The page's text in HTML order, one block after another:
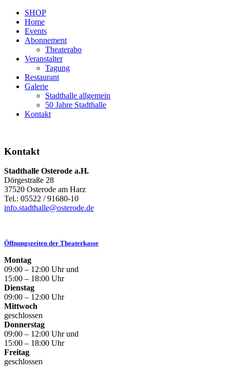
SHOP
Home
Events
Abonnement
Theaterabo
Veranstalter
Tagung
Restaurant
Galerie
Stadthalle allgemein
50 Jahre Stadthalle
Kontakt
Kontakt
Stadthalle Osterode a.H.
Dörgestraße 28
37520 Osterode am Harz
Tel.: 05522 / 91680-10
info.stadthalle@osterode.de
Öffnungszeiten der Theaterkasse
Montag
09:00 – 12:00 Uhr und
15:00 – 18:00 Uhr
Dienstag
09:00 – 12:00 Uhr
Mittwoch
geschlossen
Donnerstag
09:00 – 12:00 Uhr und
15:00 – 18:00 Uhr
Freitag
geschlossen